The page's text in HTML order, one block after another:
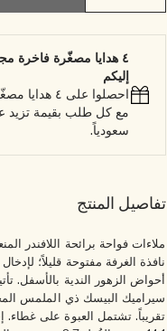
٤ هدايا مصغّرة فاخرة
إليكم
احصلوا على ٤
سعودياً.
تفاصيل المنتج
ملاءات فواحة برائحة اللافندر
نافذة الغرفة مفتوحة قليلاً؛
أحواض الزهور الندية بالأسفل.
تقريباً. تشتمل العبوة على غطاء.